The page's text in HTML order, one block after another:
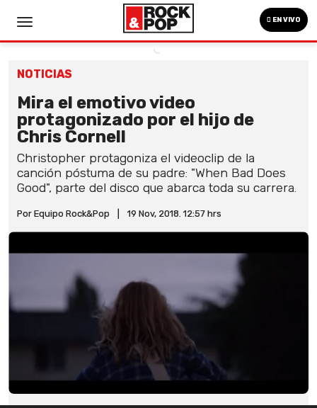
EN VIVO
NOTICIAS
Mira el emotivo video
protagonizado por el hijo de
Chris Cornell
Christopher protagoniza el videoclip de la
canción póstuma de su padre: "When Bad Does
Good", parte del disco que abarca toda su carrera.
Por Equipo Rock&Pop 19 Nov, 2018. 12:57 hrs